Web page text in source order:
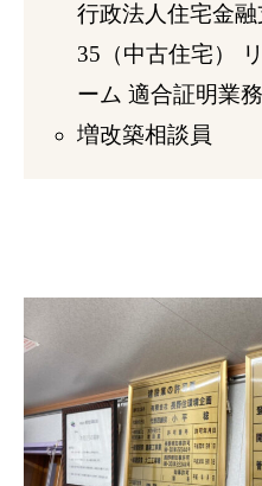
行政法人住宅金
35（中古住宅）
ーム 適合証明業
増改築相談員